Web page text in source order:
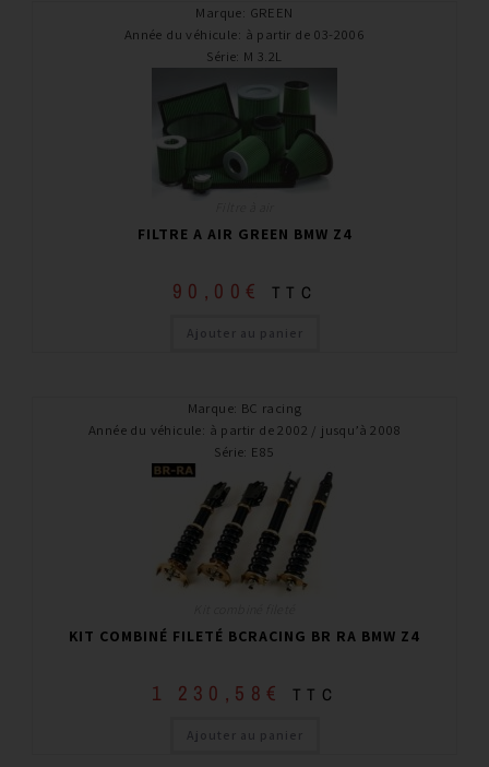
Marque: GREEN
Année du véhicule: à partir de 03-2006
Série: M 3.2L
FILTRE A AIR GREEN BMW Z4
90,00 € TTC
Ajouter au panier
Marque: BC racing
Année du véhicule: à partir de 2002 / jusqu’à 2008
Série: E85
KIT COMBINÉ FILETÉ BCRACING BR RA BMW Z4
1 230,58 € TTC
Ajouter au panier